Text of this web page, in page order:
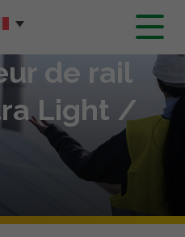
de rail
Light /